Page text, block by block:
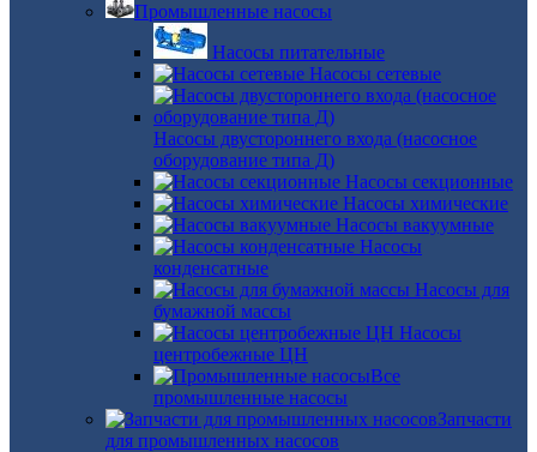
Промышленные насосы
Насосы питательные
Насосы сетевые
Насосы двустороннего входа (насосное
оборудование типа Д)
Насосы секционные
Насосы химические
Насосы вакуумные
Насосы
конденсатные
Насосы для
бумажной массы
Насосы
центробежные ЦН
Все
промышленные насосы
Запчасти
для промышленных насосов